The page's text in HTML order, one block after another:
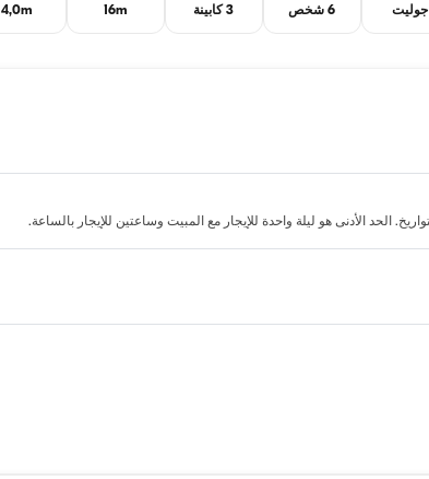
جوليت 6 شخص 3 كابينة 16m
4,0m
الحد الأدنى هو ليلة واحدة للإيجار مع المبيت وساعتين للإيجار بالساعة.